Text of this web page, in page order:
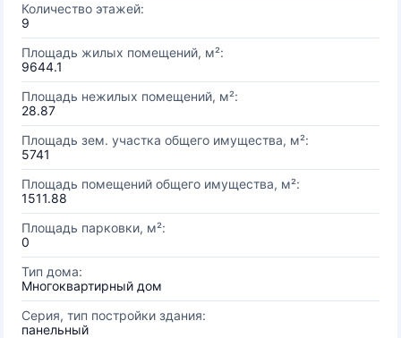
Количество этажей:
9
Площадь жилых помещений, м²:
9644.1
Площадь нежилых помещений, м²:
28.87
Площадь зем. участка общего имущества, м²:
5741
Площадь помещений общего имущества, м²:
1511.88
Площадь парковки, м²:
0
Тип дома:
Многоквартирный дом
Серия, тип постройки здания:
панельный